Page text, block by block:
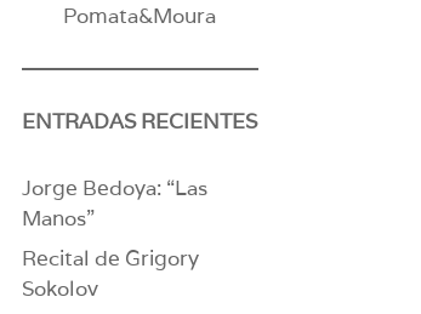
Pomata&Moura
ENTRADAS RECIENTES
Jorge Bedoya: “Las
Manos”
Recital de Grigory
Sokolov